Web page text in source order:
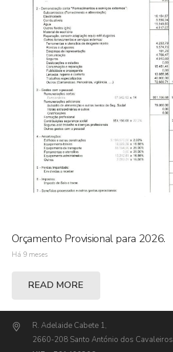
Orçamento Provisional para 2026.
Há 9 meses
READ MORE
R. Adelaide Cabete 1,
2660-208 Santo António dos Cavaleiros